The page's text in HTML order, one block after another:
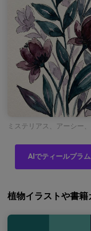
ミステリアス、アーシー
AIでティールプラ
植物イラストや書籍